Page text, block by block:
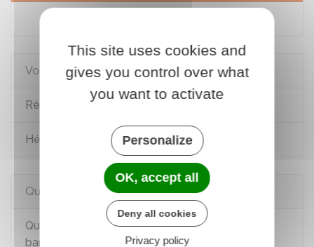
Voir aussi
Règlement d'une succession
Héritage : ordre et droits des héritiers
Questions ? Réponses !
Qu'est-ce qu'une convention de compte
bancaire ?
This site uses cookies and
gives you control over what
you want to activate
Personalize
OK, accept all
Deny all cookies
Privacy policy